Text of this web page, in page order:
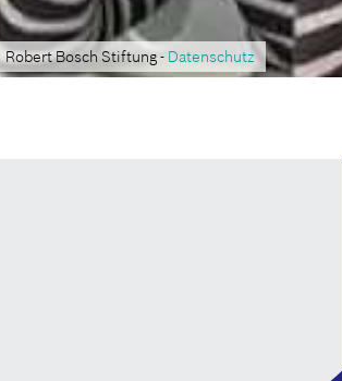
Robert Bosch Stiftung - Datenschutz